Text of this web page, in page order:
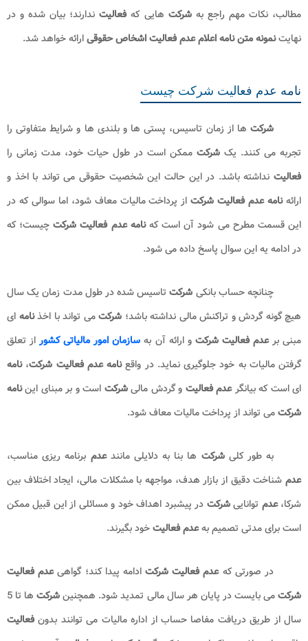
چیست؛سامانه ثبت درخواست عدم فعالیت شرکتمعرفی می شود و سپس
به پرسش چگونهنامه عدم فعالیترد کنیم؛ پاسخ داده می شود و بعد از آن،
فعالیت شرکتبررسی می شود. سپس هزینه
مطالب، نکات مهم راجع بهشرکتهایی کهفعالیت ندارند؛ بیان شده و در
نهایت نمونه متن نامه اعلام عدم فعالیت اشخاص حقوقی ارائه خواهد شد.
شرکتها از زمان تاسیس، پستی ها و بلندی ها و شرایط متفاوتی را
فعالیتنداشته باشد. در این حالت این شخصیت حقوقی می تواند با اخذ و
ارائه نامه عدم فعالیت شرکتاز پرداخت مالیات معاف شود، اما سوالی که در
این قسمت مطرح می شود آن است کهنامه عدم فعالیت شرکتچیست؛ که
در ادامه یه این سوال پاسخ داده می شود.
چنانچه حساب بانکیشرکتتاسیس شده در طول مدت زمان یک
ای مبنی بر عدم فعالیت شرکتو ارائه آن بهسازمان امور مالیاتی کشوراز
تعلق گرفتن مالیات به خود جلوگیری نماید. در واقعنامه عدم فعالیت شرکت،
نامهای است که بیانگرعدم فعالیت و گردش مالیشرکتاست و بر مبنای این
نامه شرکتمی تواند از پرداخت مالیات معاف شود.
به طور کلی شرکتها بنا به دلایلی مانند عدم برنامه ریزی مناسب،
عدمشناخت دقیق از بازار هدف، مواجهه با مشکلات مالی، ایجاد اختلاف بین
شرکا،عدمتواناییشرکتدر پیشبرد اهداف خود و مسائلی از این قبیل ممکن